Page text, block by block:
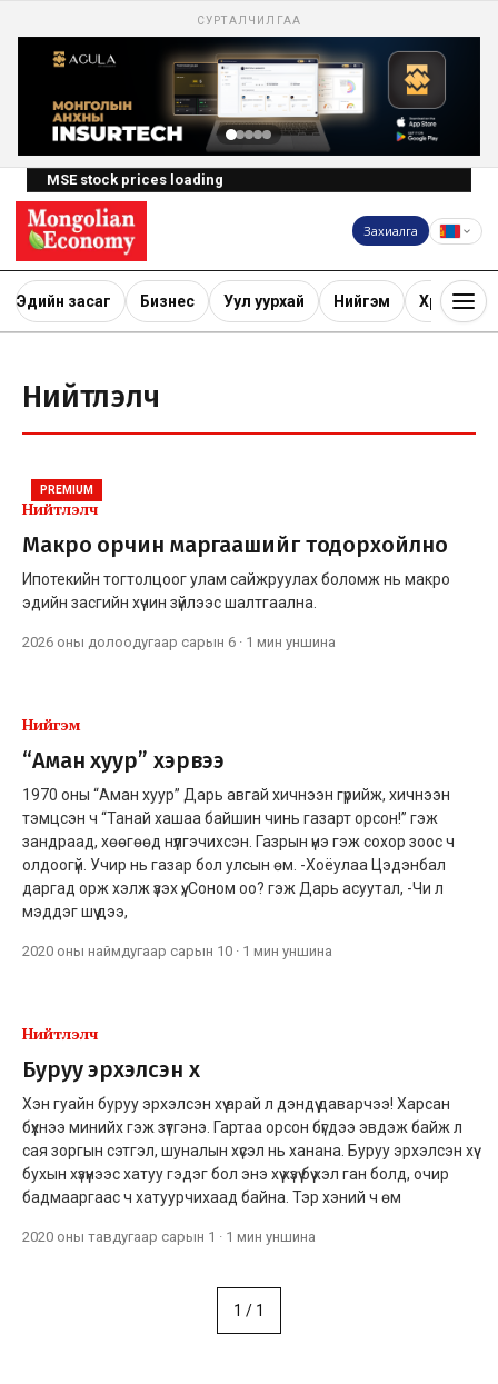
СУРТАЛЧИЛГАА
MSE stock prices loading
Захиалга
Эдийн засаг Бизнес Уул уурхай Нийгэм Хөрөнгө
Нийтлэлч
PREMIUM
Нийтлэлч
Макро орчин маргаашийг тодорхойлно
Ипотекийн тогтолцоог улам сайжруулах боломж нь макро
эдийн засгийн хүчин зүйлээс шалтгаална.
2026 оны долоодугаар сарын 6 · 1 мин уншина
Нийгэм
“Аман хуур” хэрвээ
1970 оны “Аман хуур” Дарь авгай хичнээн гүрийж, хичнээн
тэмцсэн ч “Танай хашаа байшин чинь газарт орсон!” гэж
зандраад, хөөгөөд нүүлгэчихсэн. Газрын үнэ гэж сохор зоос ч
олдоогүй. Учир нь газар бол улсын өм. -Хоёулаа Цэдэнбал
даргад орж хэлж үзэх үү, Соном оо? гэж Дарь асуутал, -Чи л
мэддэг шүү дээ,
2020 оны наймдугаар сарын 10 · 1 мин уншина
Нийтлэлч
Буруу эрхэлсэн хүү
Хэн гуайн буруу эрхэлсэн хүү арай л дэндүү даварчээ! Харсан
бүхнээ минийх гэж зүтгэнэ. Гартаа орсон бүгдээ эвдэж байж л
сая зоргын сэтгэл, шуналын хүсэл нь ханана. Буруу эрхэлсэн хүү
бухын хүзүүнээс хатуу гэдэг бол энэ хүү хүзүү бүү хэл ган болд, очир
бадмааргаас ч хатуурчихаад байна. Тэр хэний ч өм
2020 оны тавдугаар сарын 1 · 1 мин уншина
1 / 1